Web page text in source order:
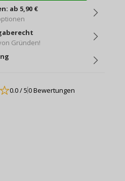
ab 5,90 €
Gründen!
0.0/ 50 Bewertungen